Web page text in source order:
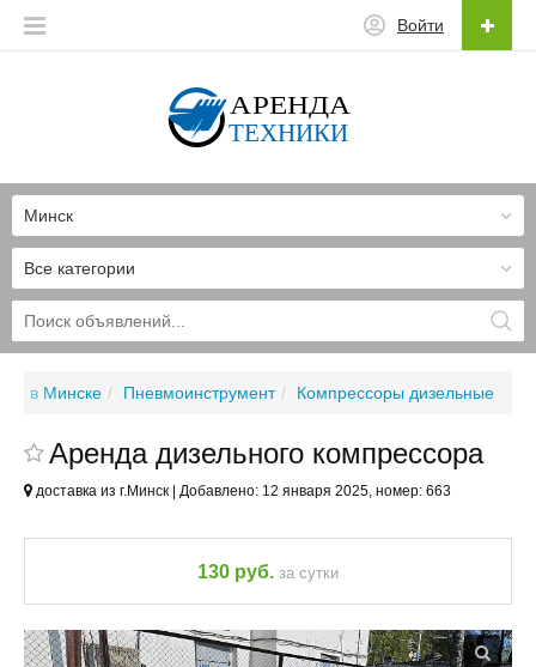
Войти
Все категории
Минск
в Минске Пневмоинструмент Компрессоры дизельные
Аренда дизельного компрессора
доставка из г.Минск | Добавлено: 12 января 2025, номер: 663
130 руб. за сутки